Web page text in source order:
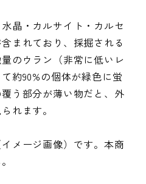
晶・カルサイト・カルセ
まれており、採掘される
のウラン（非常に低いレ
約90%の個体が緑色に蛍
う部分が薄い物だと、外
れます。
メージ画像）です。本商